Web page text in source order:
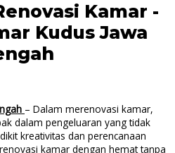
Kamar -
Kudus Jawa
– Dalam merenovasi kamar,
dalam pengeluaran yang tidak
kreativitas dan perencanaan
kamar dengan hemat tanpa